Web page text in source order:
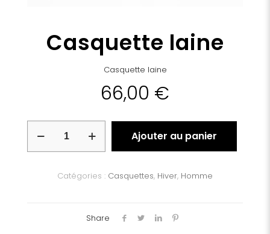
Casquette laine
Casquette laine
66,00 €
Casquette
Ajouter au panier
Catégories : Casquettes, Hiver, Homme
Share